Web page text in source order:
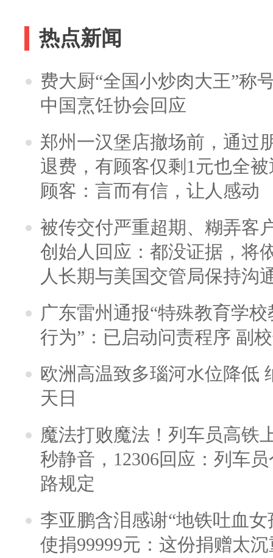
热点新闻
费大厨“全国小炒肉大王”称
中国烹饪协会回应
郑州一汉堡店撤场前，通过
退费，有顾客仅剩1元也全
顾客：言而有信，让人感动
被传交付严重超期、糊弄客
创始人回应：都没证据，将
人长期与美国交管局保持沟
广东雷州通报“特殊教育学
行为”：已启动问责程序 副
欧洲高温致多瑙河水位降低
天日
魔法打败魔法！列车员高铁
秒静音，12306回应：列车
路规定
李亚鹏含泪感谢“地铁吐血
使捐99999元：这份捐赠太